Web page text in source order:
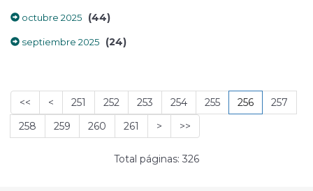
octubre 2025 (44)
septiembre 2025 (24)
<< < 251 252 253 254 255 256
257
258
259 260 261 > >>
Total páginas: 326